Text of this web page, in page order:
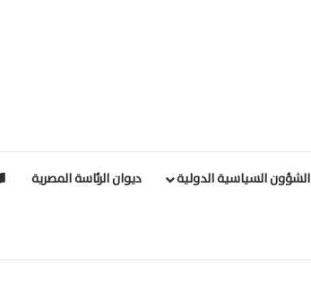
الشؤون السياسية الدولية ديوان الرئاسة المصرية